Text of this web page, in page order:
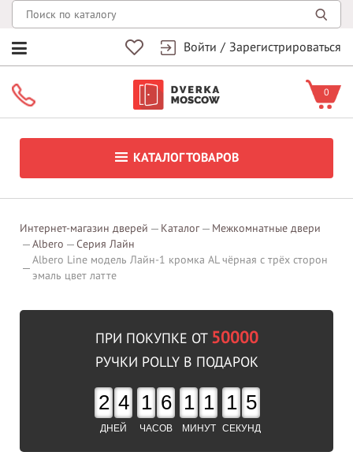
Войти / Зарегистрироваться
0
КАТАЛОГ ТОВАРОВ
Интернет-магазин дверей Каталог
Межкомнатные двери
Albero
Серия Лайн
Albero Line модель Лайн-1 кромка AL чёрная с трёх сторон
эмаль цвет латте
ПРИ ПОКУПКЕ ОТ 50000
РУЧКИ POLLY В ПОДАРОК
2 4
ДНЕЙ
1 6
ЧАСОВ
1 1
МИНУТ
1 4
СЕКУНД